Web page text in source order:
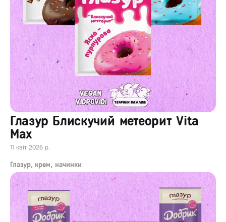
Глазур Блискучий метеорит Vita
Max
11 квіт 2026 р.
Глазур, крем, начинки